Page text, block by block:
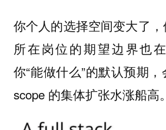
你个人的选择空间变大了
所在岗位的期望边界也
你“能做什么”的默认预期
scope 的集体扩张水涨船高。